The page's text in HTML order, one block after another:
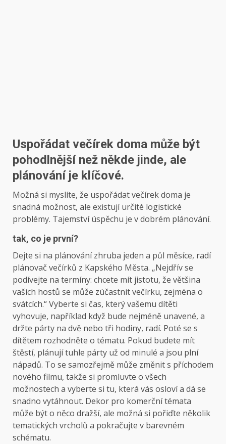
Uspořádat večírek doma může být
pohodlnější než někde jinde, ale
plánování je klíčové.
Možná si myslíte, že uspořádat večírek doma je
snadná možnost, ale existují určité logistické
problémy. Tajemství úspěchu je v dobrém plánování.
tak, co je první?
Dejte si na plánování zhruba jeden a půl měsíce, radí
plánovač večírků z Kapského Města. „Nejdřív se
podívejte na termíny: chcete mít jistotu, že většina
vašich hostů se může zúčastnit večírku, zejména o
svátcích.“ Vyberte si čas, který vašemu dítěti
vyhovuje, například když bude nejméně unavené, a
držte párty na dvě nebo tři hodiny, radí. Poté se s
dítětem rozhodněte o tématu. Pokud budete mít
štěstí, plánují tuhle párty už od minulé a jsou plní
nápadů. To se samozřejmě může změnit s příchodem
nového filmu, takže si promluvte o všech
možnostech a vyberte si tu, která vás osloví a dá se
snadno vytáhnout. Dekor pro komerční témata
může být o něco dražší, ale možná si pořiďte několik
tematických vrcholů a pokračujte v barevném
schématu.